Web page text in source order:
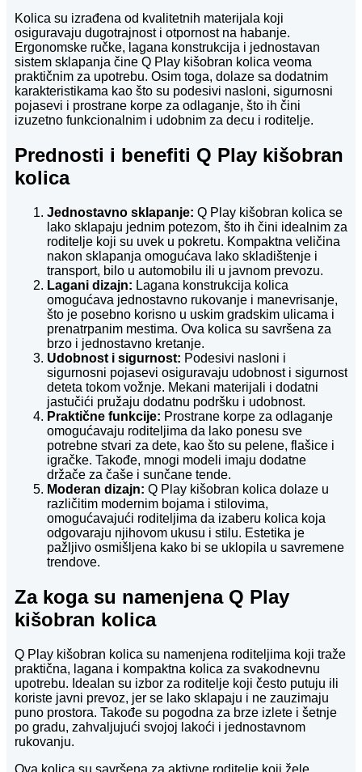
Kolica su izrađena od kvalitetnih materijala koji
osiguravaju dugotrajnost i otpornost na habanje.
Ergonomske ručke, lagana konstrukcija i jednostavan
sistem sklapanja čine Q Play kišobran kolica veoma
praktičnim za upotrebu. Osim toga, dolaze sa dodatnim
karakteristikama kao što su podesivi nasloni, sigurnosni
pojasevi i prostrane korpe za odlaganje, što ih čini
izuzetno funkcionalnim i udobnim za decu i roditelje.
Prednosti i benefiti Q Play kišobran
kolica
Jednostavno sklapanje: Q Play kišobran kolica se
lako sklapaju jednim potezom, što ih čini idealnim za
roditelje koji su uvek u pokretu. Kompaktna veličina
nakon sklapanja omogućava lako skladištenje i
transport, bilo u automobilu ili u javnom prevozu.
Lagani dizajn: Lagana konstrukcija kolica
omogućava jednostavno rukovanje i manevrisanje,
što je posebno korisno u uskim gradskim ulicama i
prenatrpanim mestima. Ova kolica su savršena za
brzo i jednostavno kretanje.
Udobnost i sigurnost: Podesivi nasloni i
sigurnosni pojasevi osiguravaju udobnost i sigurnost
deteta tokom vožnje. Mekani materijali i dodatni
jastučići pružaju dodatnu podršku i udobnost.
Praktične funkcije: Prostrane korpe za odlaganje
omogućavaju roditeljima da lako ponesu sve
potrebne stvari za dete, kao što su pelene, flašice i
igračke. Takođe, mnogi modeli imaju dodatne
držače za čaše i sunčane tende.
Moderan dizajn: Q Play kišobran kolica dolaze u
različitim modernim bojama i stilovima,
omogućavajući roditeljima da izaberu kolica koja
odgovaraju njihovom ukusu i stilu. Estetika je
pažljivo osmišljena kako bi se uklopila u savremene
trendove.
Za koga su namenjena Q Play
kišobran kolica
Q Play kišobran kolica su namenjena roditeljima koji traže
praktična, lagana i kompaktna kolica za svakodnevnu
upotrebu. Idealan su izbor za roditelje koji često putuju ili
koriste javni prevoz, jer se lako sklapaju i ne zauzimaju
puno prostora. Takođe su pogodna za brze izlete i šetnje
po gradu, zahvaljujući svojoj lakoći i jednostavnom
rukovanju.
Ova kolica su savršena za aktivne roditelje koji žele